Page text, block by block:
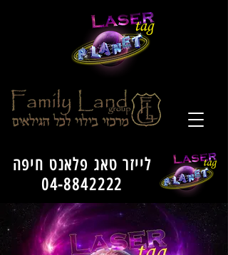
לייזר טאג פלאנט חיפה
04-8842222